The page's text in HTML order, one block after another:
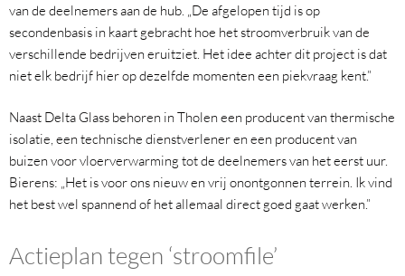
van de deelnemers aan de hub. „De afgelopen tijd is op
secondenbasis in kaart gebracht hoe het stroomverbruik van de
verschillende bedrijven eruitziet. Het idee achter dit project is dat
niet elk bedrijf hier op dezelfde momenten een piekvraag kent.”
Naast Delta Glass behoren in Tholen een producent van thermische
isolatie, een technische dienstverlener en een producent van
buizen voor vloerverwarming tot de deelnemers van het eerst uur.
Bierens: „Het is voor ons nieuw en vrij onontgonnen terrein. Ik vind
het best wel spannend of het allemaal direct goed gaat werken.”
Actieplan tegen ‘stroomfile’